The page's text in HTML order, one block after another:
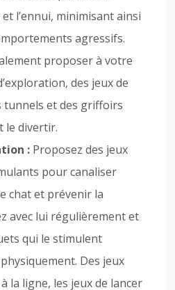
l’ennui, minimisant ainsi
agressifs.
proposer à votre
des jeux de
tunnels et des griffoirs
le divertir.
: Proposez des jeux
pour canaliser
chat et prévenir la
avec lui régulièrement et
qui le stimulent
Des jeux
la ligne, les jeux de lancer